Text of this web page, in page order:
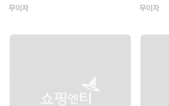
무이자
무이자